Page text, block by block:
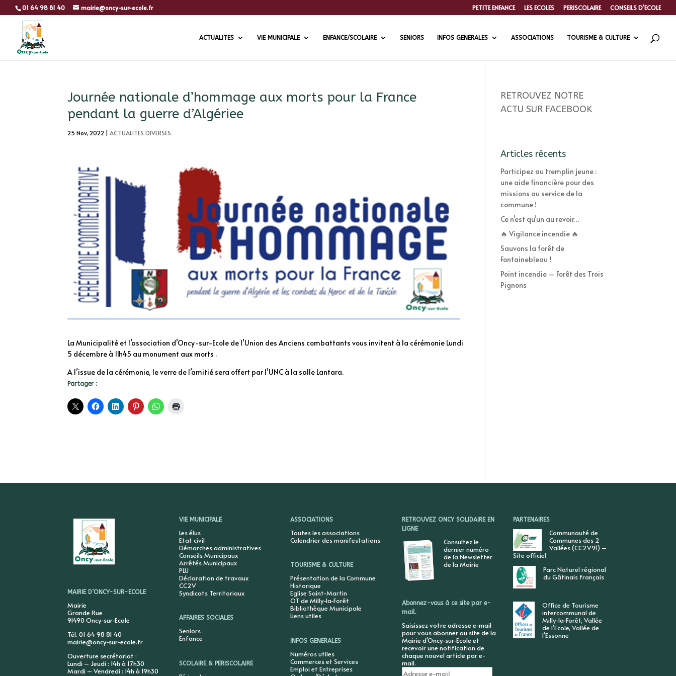
01 64 98 81 40 mairie@oncy-sur-ecole.fr PETITE ENFANCE LES ECOLES PERISCOLAIRE CONSEILS D’ECOLE
ACTUALITES VIE MUNICIPALE ENFANCE/SCOLAIRE SENIORS INFOS GENERALES ASSOCIATIONS TOURISME & CULTURE
Journée nationale d’hommage aux morts pour la France
pendant la guerre d’Algériee
25 Nov, 2022 |ACTUALITES DIVERSES
La Municipalité et l’association d’Oncy-sur-Ecole de l’Union des Anciens combattants vous invitent à la cérémonie Lundi
5 décembre à 11h45 au monument aux morts .
A l’issue de la cérémonie, le verre de l’amitié sera offert par l’UNC à la salle Lantara.
Partager :
RETROUVEZ NOTRE
ACTU SUR FACEBOOK
Articles récents
Participez au tremplin jeune :
une aide financière pour des
missions au service de la
commune !
Ce n’est qu’un au revoir…
🔥 Vigilance incendie 🔥
Sauvons la forêt de
Fontainebleau !
Point incendie – Forêt des Trois
Pignons
MAIRIE D’ONCY-SUR-ECOLE
Mairie
Grande Rue
91490 Oncy-sur-Ecole
Tél. 01 64 98 81 40
mairie@oncy-sur-ecole.fr
Ouverture secrétariat :
Lundi – Jeudi : 14h à 17h30
Mardi – Vendredi : 14h à 19h30
VIE MUNICIPALE
Les élus
Etat civil
Démarches administratives
Conseils Municipaux
Arrêtés Municipaux
PLU
Déclaration de travaux
CC2V
Syndicats Territoriaux
AFFAIRES SOCIALES
Seniors
Enfance
SCOLAIRE & PERISCOLAIRE
ASSOCIATIONS
Toutes les associations
Calendrier des manifestations
TOURISME & CULTURE
Présentation de la Commune
Historique
Eglise Saint-Martin
OT de Milly-la-Forêt
Bibliothèque Municipale
Liens utiles
INFOS GENERALES
Numéros utiles
Commerces et Services
Emploi et Entreprises
RETROUVEZ ONCY SOLIDAIRE EN
LIGNE
Consultez le
dernier numéro
de la Newsletter
de la Mairie
Abonnez-vous à ce site par e-
mail.
Saisissez votre adresse e-mail
pour vous abonner au site de la
Mairie d'Oncy-sur-Ecole et
recevoir une notification de
chaque nouvel article par e-
mail.
Adresse
PARTENAIRES
Communauté de
Communes des 2
Vallées (CC2V91) –
Site officiel
Parc Naturel régional
du Gâtinais français
Office de Tourisme
intercommunal de
Milly-la-Forêt, Vallée
de l’Ecole, Vallée de
l’Essonne